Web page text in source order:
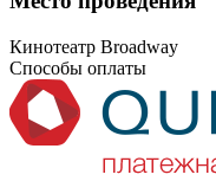
Кинотеатр Broadway
Способы оплаты